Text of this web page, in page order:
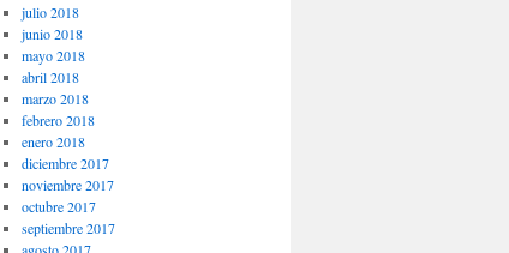
julio 2018
junio 2018
mayo 2018
abril 2018
marzo 2018
febrero 2018
enero 2018
diciembre 2017
noviembre 2017
octubre 2017
septiembre 2017